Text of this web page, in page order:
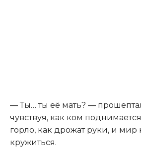
— Ты… ты её мать? —
чувствуя, как ком
горло, как дрожат руки, и мир
кружиться.